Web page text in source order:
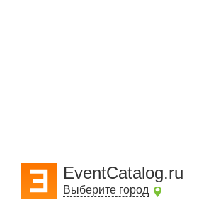
EventCatalog.ru
Выберите город